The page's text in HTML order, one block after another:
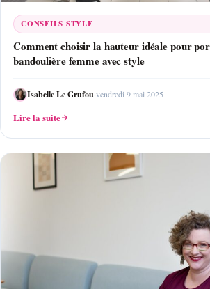
CONSEILS STYLE
Comment choisir la hauteur idéale pour
bandoulière femme avec style
Isabelle Le Grufou·vendredi 9 mai 2025
Lire la suite